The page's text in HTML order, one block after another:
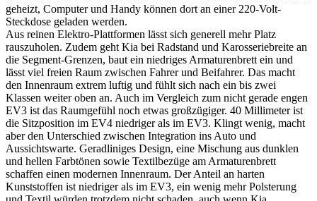
geheizt, Computer und Handy können dort an einer 220-Volt-
Steckdose geladen werden.
Aus reinen Elektro-Plattformen lässt sich generell mehr Platz
rauszuholen. Zudem geht Kia bei Radstand und Karosseriebreite an
die Segment-Grenzen, baut ein niedriges Armaturenbrett ein und
lässt viel freien Raum zwischen Fahrer und Beifahrer. Das macht
den Innenraum extrem luftig und fühlt sich nach ein bis zwei
Klassen weiter oben an. Auch im Vergleich zum nicht gerade engen
EV3 ist das Raumgefühl noch etwas großzügiger. 40 Millimeter ist
die Sitzposition im EV4 niedriger als im EV3. Klingt wenig, macht
aber den Unterschied zwischen Integration ins Auto und
Aussichtswarte. Geradliniges Design, eine Mischung aus dunklen
und hellen Farbtönen sowie Textilbezüge am Armaturenbrett
schaffen einen modernen Innenraum. Der Anteil an harten
Kunststoffen ist niedriger als im EV3, ein wenig mehr Polsterung